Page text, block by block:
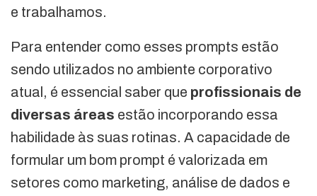
e trabalhamos.
Para entender como esses prompts estão
sendo utilizados no ambiente corporativo
atual, é essencial saber que profissionais de
diversas áreas estão incorporando essa
habilidade às suas rotinas. A capacidade de
formular um bom prompt é valorizada em
setores como marketing, análise de dados e